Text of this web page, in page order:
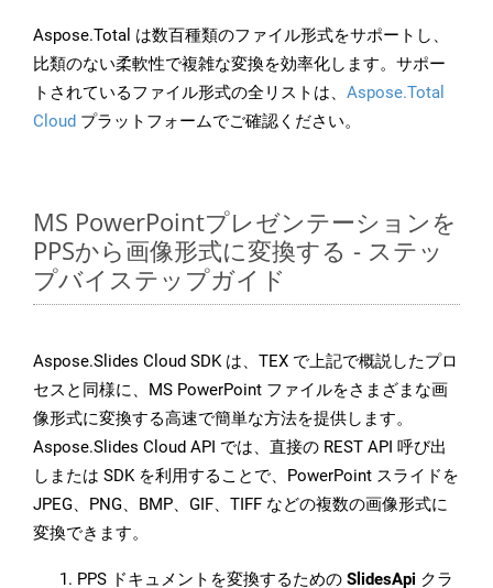
Aspose.Total は数百種類のファイル形式をサポートし、
比類のない柔軟性で複雑な変換を効率化します。サポー
トされているファイル形式の全リストは、 Aspose.Total
Cloud プラットフォームでご確認ください。
MS PowerPointプレゼンテーションを
PPSから画像形式に変換する - ステッ
プバイステップガイド
Aspose.Slides Cloud SDK は、TEX で上記で概説したプロ
セスと同様に、MS PowerPoint ファイルをさまざまな画
像形式に変換する高速で簡単な方法を提供します。
Aspose.Slides Cloud API では、直接の REST API 呼び出
しまたは SDK を利用することで、PowerPoint スライドを
JPEG、PNG、BMP、GIF、TIFF などの複数の画像形式に
変換できます。
PPS ドキュメントを変換するための SlidesApi クラ